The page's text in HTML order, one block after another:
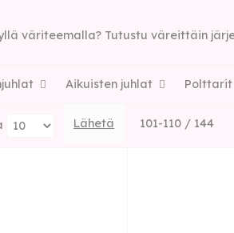
väriteemalla? Tutustu väreittäin
Aikuisten juhlat Polttarit
Lähetä 101-110 / 144